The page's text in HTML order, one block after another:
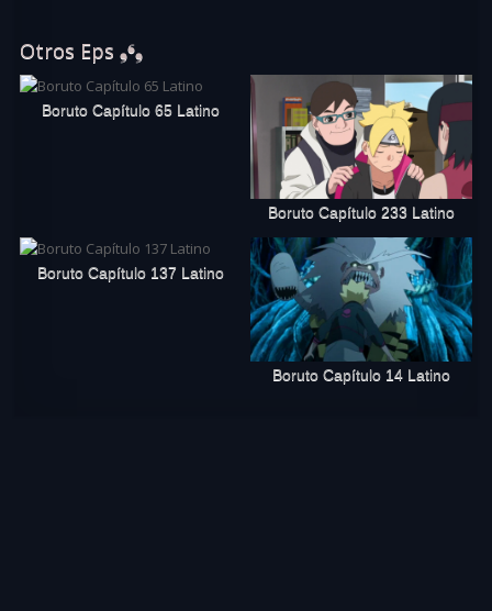
Otros Eps ❟❛❟
Boruto Capítulo 65 Latino
Boruto Capítulo 233 Latino
Boruto Capítulo 137 Latino
Boruto Capítulo 14 Latino